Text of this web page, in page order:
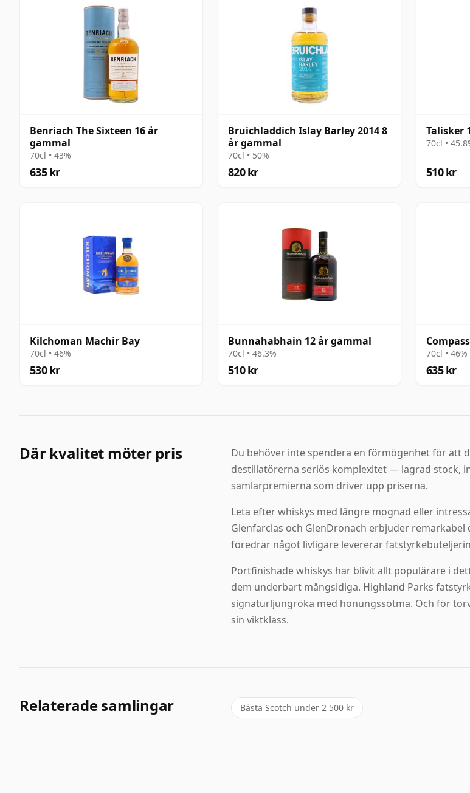
Benriach The Sixteen 16 år
gammal
70cl • 43%
635 kr
Bruichladdich Islay Barley 2014 8
år gammal
70cl • 50%
820 kr
Talisker
70cl •
510 kr
Kilchoman Machir Bay
70cl • 46%
530 kr
Bunnahabhain 12 år gammal
70cl • 46.3%
510 kr
70cl • 46%
635 kr
Där kvalitet möter pris
Du behöver inte spendera en förmögenhet för att
destillatörerna seriös komplexitet — lagrad stock,
samlarpremierna som driver upp priserna.
Leta efter whiskys med längre mognad eller
Glenfarclas och GlenDronach erbjuder
föredrar något livligare levererar
Portfinishade whiskys har blivit allt populärare i
dem underbart mångsidiga. Highland Parks
signaturljungröka med honungssötma. Och för
sin viktklass.
Relaterade samlingar Bästa Scotch under 2 500 kr